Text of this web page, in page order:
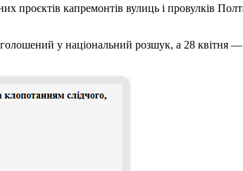
проєктів капремонтів вулиць і провулків
у національний розшук, а 28 квітня